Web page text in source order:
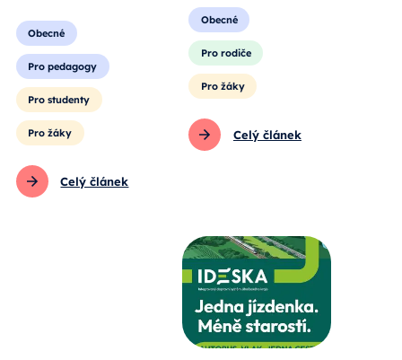
Obecné
Pro pedagogy
Pro studenty
Pro žáky
Celý článek
Obecné
Pro rodiče
Pro žáky
Celý článek